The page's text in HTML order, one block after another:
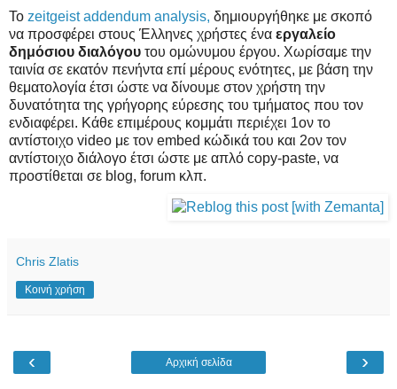
Το zeitgeist addendum analysis, δημιουργήθηκε με σκοπό
να προσφέρει στους Έλληνες χρήστες ένα εργαλείο
δημόσιου διαλόγου του ομώνυμου έργου. Χωρίσαμε την
ταινία σε εκατόν πενήντα επί μέρους ενότητες, με βάση την
θεματολογία έτσι ώστε να δίνουμε στον χρήστη την
δυνατότητα της γρήγορης εύρεσης του τμήματος που τον
ενδιαφέρει. Κάθε επιμέρους κομμάτι περιέχει 1ον το
αντίστοιχο video με τον embed κώδικά του και 2ον τον
αντίστοιχο διάλογο έτσι ώστε με απλό copy-paste, να
προστίθεται σε blog, forum κλπ.
Chris Zlatis
Κοινή χρήση
‹ ›
Αρχική σελίδα